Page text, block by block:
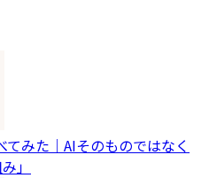
みた｜AIそのものではなく
」